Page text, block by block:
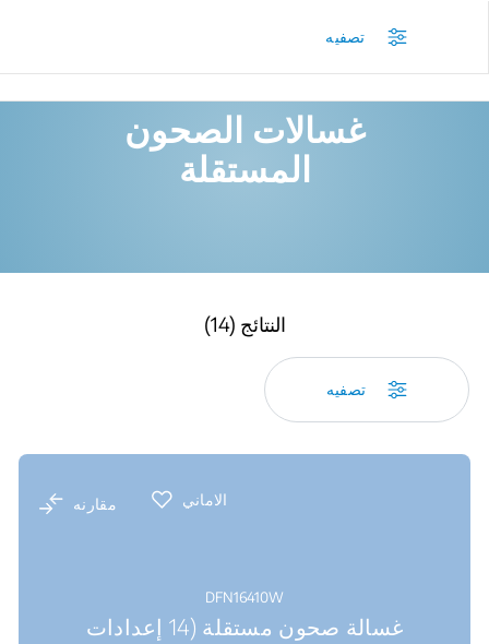
غسالات الصحون
المستقلة
النتائج (14)
تصفيه
الاماني مقارنه
DFN16410W
غسالة صحون مستقلة (14 إعدادات
تصفيه